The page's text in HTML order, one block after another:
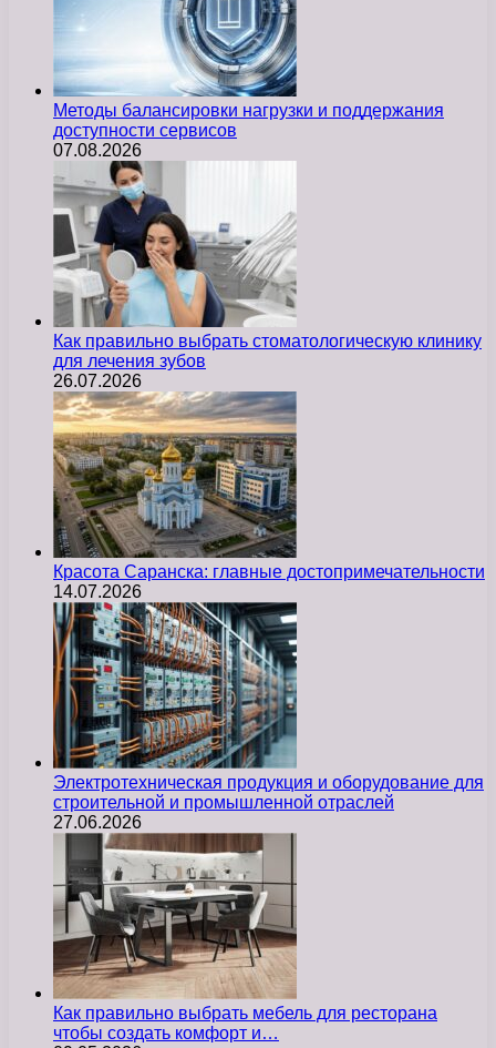
Методы балансировки нагрузки и поддержания
доступности сервисов
07.08.2026
Как правильно выбрать стоматологическую клинику
для лечения зубов
26.07.2026
Красота Саранска: главные достопримечательности
14.07.2026
Электротехническая продукция и оборудование для
строительной и промышленной отраслей
27.06.2026
Как правильно выбрать мебель для ресторана
чтобы создать комфорт и…